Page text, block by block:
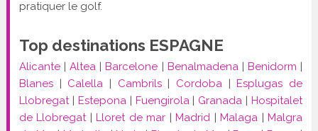
pratiquer le golf.
Top destinations ESPAGNE
Alicante|Altea |Barcelone | Benalmadena|Benidorm |
Blanes| Calella | Cambrils| Cordoba |Esplugas de
Llobregat| Estepona| Fuengirola| Granada |Hospitalet
de Llobregat|Lloret de mar |Madrid |Malaga |Malgra